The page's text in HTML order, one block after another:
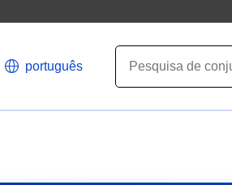
português